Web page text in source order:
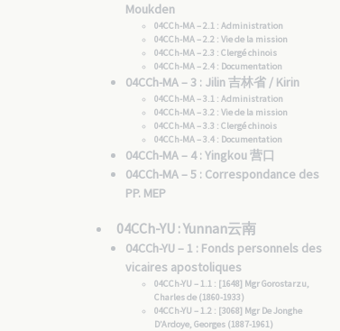
Moukden
04CCh-MA – 2.1 : Administration
04CCh-MA – 2.2 : Vie de la mission
04CCh-MA – 2.3 : Clergé chinois
04CCh-MA – 2.4 : Documentation
04CCh-MA – 3 : Jilin 吉林省 / Kirin
04CCh-MA – 3.1 : Administration
04CCh-MA – 3.2 : Vie de la mission
04CCh-MA – 3.3 : Clergé chinois
04CCh-MA – 3.4 : Documentation
04CCh-MA – 4 : Yingkou 营口
04CCh-MA – 5 : Correspondance des
PP. MEP
04CCh-YU : Yunnan云南
04CCh-YU – 1 : Fonds personnels des
vicaires apostoliques
04CCh-YU – 1.1 : [1648] Mgr Gorostarzu,
Charles de (1860-1933)
04CCh-YU – 1.2 : [3068] Mgr De Jonghe
D’Ardoye, Georges (1887-1961)